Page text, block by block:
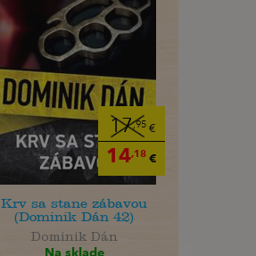
17,95€
14,18€
Krv sa stane zábavou
(Dominik Dán 42)
Dominik Dán
Na sklade